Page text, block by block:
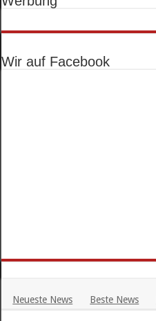
Wir auf Facebook
Neueste News Beste News